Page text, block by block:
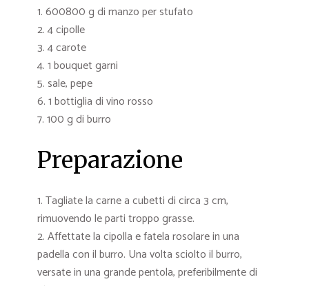
600800 g di manzo per stufato
4 cipolle
4 carote
1 bouquet garni
sale, pepe
1 bottiglia di vino rosso
100 g di burro
Preparazione
Tagliate la carne a cubetti di circa 3 cm,
rimuovendo le parti troppo grasse.
Affettate la cipolla e fatela rosolare in una
padella con il burro. Una volta sciolto il burro,
versate in una grande pentola, preferibilmente di